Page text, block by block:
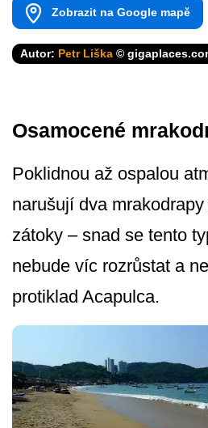
Zobrazit na Google mapě
Autor: Petr Liška ©
Osamocené
Poklidnou až ospalou
narušují dva
zátoky – snad se tento
nebude víc rozrůstat a
protiklad Acapulca.